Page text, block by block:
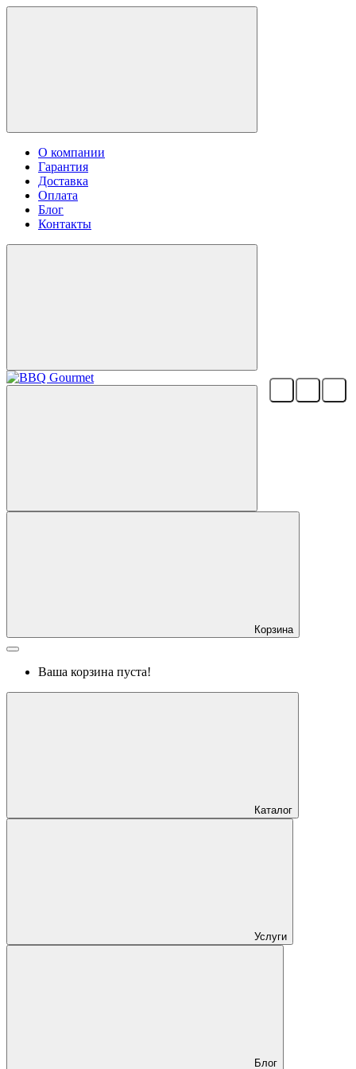
О компании
Гарантия
Доставка
Оплата
Блог
Контакты
Корзина
Ваша корзина пуста!
Каталог
Услуги
Блог